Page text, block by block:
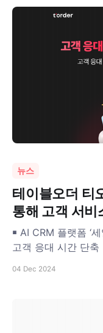
뉴스
테이블오더 티
통해 고객 서비
￭ AI CRM 플랫폼 ‘
고객 응대 시간 단
04 Dec 2024